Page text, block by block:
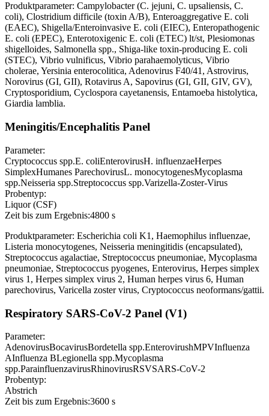
Produktparameter: Campylobacter (C. jejuni, C. upsaliensis, C.
coli), Clostridium difficile (toxin A/B), Enteroaggregative E. coli
(EAEC), Shigella/Enteroinvasive E. coli (EIEC), Enteropathogenic
E. coli (EPEC), Enterotoxigenic E. coli (ETEC) lt/st, Plesiomonas
shigelloides, Salmonella spp., Shiga-like toxin-producing E. coli
(STEC), Vibrio vulnificus, Vibrio parahaemolyticus, Vibrio
cholerae, Yersinia enterocolitica, Adenovirus F40/41, Astrovirus,
Norovirus (GI, GII), Rotavirus A, Sapovirus (GI, GII, GIV, GV),
Cryptosporidium, Cyclospora cayetanensis, Entamoeba histolytica,
Giardia lamblia.
Meningitis/Encephalitis Panel
Parameter:
Cryptococcus spp.E. coliEnterovirusH. influenzaeHerpes
SimplexHumanes ParechovirusL. monocytogenesMycoplasma
spp.Neisseria spp.Streptococcus spp.Varizella-Zoster-Virus
Probentyp:
Liquor (CSF)
Zeit bis zum Ergebnis:4800 s
Produktparameter: Escherichia coli K1, Haemophilus influenzae,
Listeria monocytogenes, Neisseria meningitidis (encapsulated),
Streptococcus agalactiae, Streptococcus pneumoniae, Mycoplasma
pneumoniae, Streptococcus pyogenes, Enterovirus, Herpes simplex
virus 1, Herpes simplex virus 2, Human herpes virus 6, Human
parechovirus, Varicella zoster virus, Cryptococcus neoformans/gattii.
Respiratory SARS-CoV-2 Panel (V1)
Parameter:
AdenovirusBocavirusBordetella spp.EnterovirushMPVInfluenza
AInfluenza BLegionella spp.Mycoplasma
spp.ParainfluenzavirusRhinovirusRSVSARS-CoV-2
Probentyp:
Abstrich
Zeit bis zum Ergebnis:3600 s